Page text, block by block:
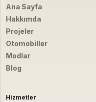
Ana Sayfa
Hakkımda
Projeler
Otomobiller
Modlar
Blog
Hizmetler